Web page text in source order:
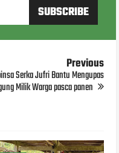
Previous
Serka Jufri Bantu Mengupas
Milik Warga pasca panen